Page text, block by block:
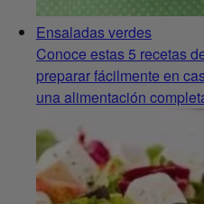
Ensaladas verdes
Conoce estas 5 recetas
preparar fácilmente en
una alimentación